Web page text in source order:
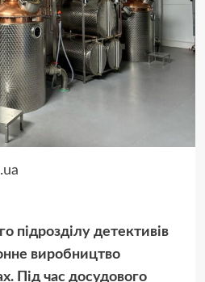
підрозділу детективів
виробництво
Під час досудового